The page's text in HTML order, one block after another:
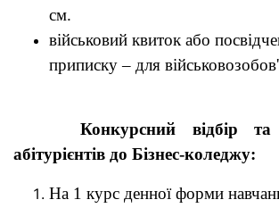
см.
військовий квиток або
приписку – для
Конкурсний відбір та
абітурієнтів до Бізнес-коледжу:
На 1 курс денної форми